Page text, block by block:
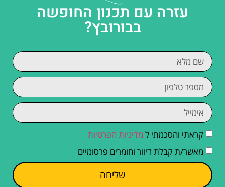
עזרה עם תכנון החופשה
בבורובץ?
קראתי והסכמתי ל מדיניות הפרטיות
מאשר/ת קבלת דיוור וחומרים פרסומיים
שליחה